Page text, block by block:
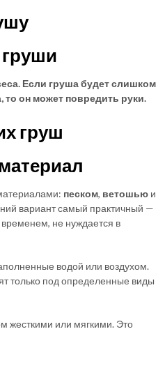
Если груша будет слишком
то он может повредить руки.
груш
песком, ветошьюи
вариант самый практичный —
не нуждается в
водой или воздухом.
только под определенные виды
жесткими или мягкими. Это